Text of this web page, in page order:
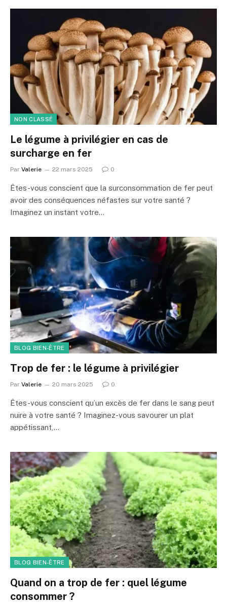
NON CLASSÉ
Le légume à privilégier en cas de
surcharge en fer
Par Valerie 22 mars 2025 0
Êtes-vous conscient que la surconsommation de fer peut
avoir des conséquences néfastes sur votre santé ?
Imaginez un instant votre…
BLOG BIEN-ÊTRE
Trop de fer : le légume à privilégier
Par Valerie 20 mars 2025 0
Êtes-vous conscient qu’un excès de fer dans le sang peut
nuire à votre santé ? Imaginez-vous savourer un plat
appétissant,…
BLOG BIEN-ÊTRE
Quand on a trop de fer : quel légume
consommer ?